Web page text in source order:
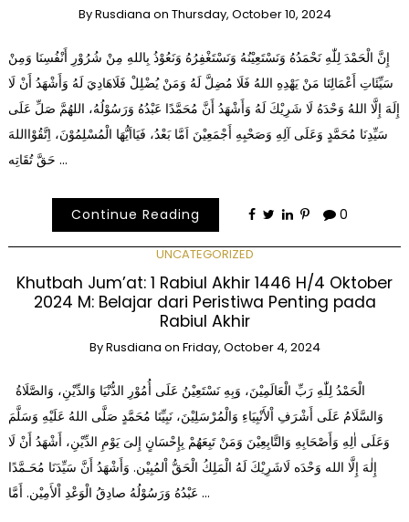
ByRusdiana on Thursday, October 10, 2024
إِنَّ الْحَمْدَ لِلّٰهِ نَحْمَدُهُ وَنَسْتَعِيْنُهُ وَنَسْتَغْفِرُهُ وَنَعُوْذُ بِاللهِ مِنْ شُرُوْرِ أَنْفُسِنَا وَمِنْ
سَيِّئَاتِ أَعْمَالِنَا مَنْ يَهْدِهِ اللهُ فَلَا مُضِلَّ لَهُ وَمَنْ يُضْلِلْ فَلَاهَادِيَ لَهُ وَأَشْهَدُ أَنْ لَا
إِلَهَ إِلَّا اللهُ وَحْدَهُ لَا شَرِيْكَ لَهُ وَأَشْهَدُ أَنَّ مُحَمَّدًا عَبْدُهُ وَرَسُوْلُهُ، اللهُمَّ صَلِّ عَلَى
سَيِّدِنَا مُحَمَّدٍ وَعَلَى آلِهِ وَصَحْبِهِ أَجْمَعِيْنَ اَمَّا بَعْدُ، فَيَااَيُّهَا الْمُسْلِمُوْنَ، اِتَّقُوْااللهَ
حَقَّ تُقَاتِه …
Continue Reading 0
UNCATEGORIZED
Khutbah Jum’at: 1 Rabiul Akhir 1446 H/4 Oktober
2024 M: Belajar dari Peristiwa Penting pada
Rabiul Akhir
ByRusdiana on Friday, October 4, 2024
وَالسَّلَامُ عَلَى أَشْرَفِ اْلأَنْبِيَاءِ وَالْمُرْسَلِيْنَ، نَبِيِّنَا مُحَمَّدٍ صَلَّى اللهُ عَلَيْهِ وَسَلَّمَ
وَعَلَى اٰلِهِ وَأَصْحَابِهِ وَالتَّابِعِيْنَ وَمَنْ تَبِعَهُمْ بِإِحْسَانٍ إِلىَ يَوْمِ الدِّيْنِ، أَشْهَدُ أَنْ لَا
إِلٰهَ إِلَّا الله وَحْدَه لَاشَرِيْكَ لَهُ الْمَلِكُ الْحَقُّ اْلمُبِيْن. وَأَشْهَدُ أَنَّ سَيِّدَنَا مُحَـمَّدًا
عَبْدُهُ وَرَسُوْلُهُ صادِقُ الْوَعْدِ اْلأَمِيْن. أَمَّا …